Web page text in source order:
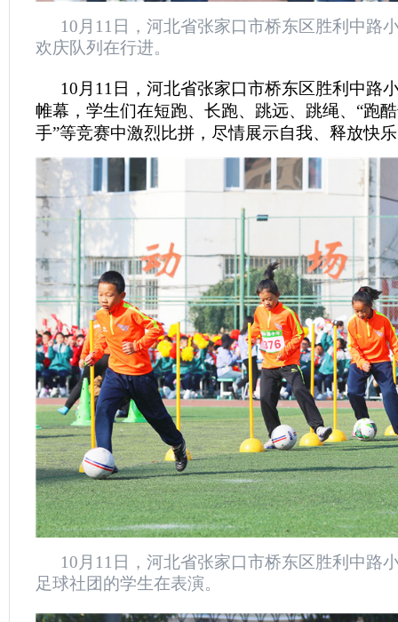
10月11日，河北省张家口市桥东区胜利中路
欢庆队列在行进。
10月11日，河北省张家口市桥东区胜利中路
帷幕，学生们在短跑、长跑、跳远、跳绳、“跑
手”等竞赛中激烈比拼，尽情展示自我、释放快
10月11日，河北省张家口市桥东区胜利中路
足球社团的学生在表演。